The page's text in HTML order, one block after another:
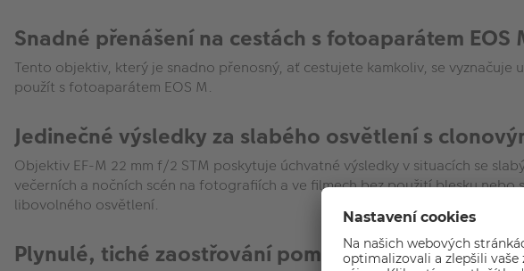
Snadné přenášení na cestách s fotoaparátem EOS
Tento objektiv, který je snadno přenosný, ať cestujete kamkoliv, se
použít s fotoaparátem EOS M.
Jedinečné výsledky za slabého osvětlení s
Objektiv EF-M 22 mm f/2 STM poskytuje úchvatné výsledky v situacích se
večerních a nočních scén na fotografiích a ve filmech bez použití blesku
libovolného osvětlení.
Plynulé, tiché zaostřování pomocí krokového